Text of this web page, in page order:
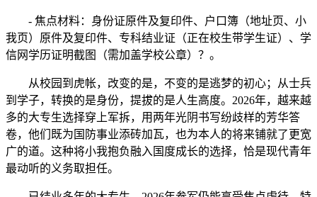
- 焦点材料：身份证原件及复印件、户口簿（地址页、小
我页）原件及复印件、专科结业证（正在校生带学生证）、学
信网学历证明截图（需加盖学校公章）？。
从校园到虎帐，改变的是，不变的是逃梦的初心；从士兵
到学子，转换的是身份，提拔的是人生高度。2026年，越来越
多的大专生选择穿上军拆，用两年光阴书写纷歧样的芳华答
卷，他们既为国防事业添砖加瓦，也为本人的将来铺就了更宽
广的道。这种将小我抱负融入国度成长的选择，恰是现代青年
最动听的义务取担任。